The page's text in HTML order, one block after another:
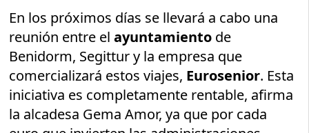
En los próximos días se llevará a cabo una
reunión entre elayuntamiento de
Benidorm, Segittur y la empresa que
comercializará estos viajes, Eurosenior. Esta
iniciativa es completamente rentable, afirma
la alcadesa Gema Amor, ya que por cada